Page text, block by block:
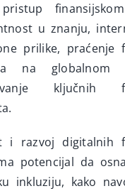
u znanju,
prilike, praćenje
na
ključnih
i razvoj digitalnih
potencijal da
inkluziju, kako